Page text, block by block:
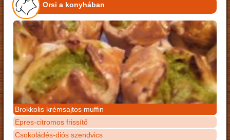
Orsi a konyhában
Brokkolis krémsajtos muffin
Epres-citromos frissítő
Csokoládés-diós szendvics